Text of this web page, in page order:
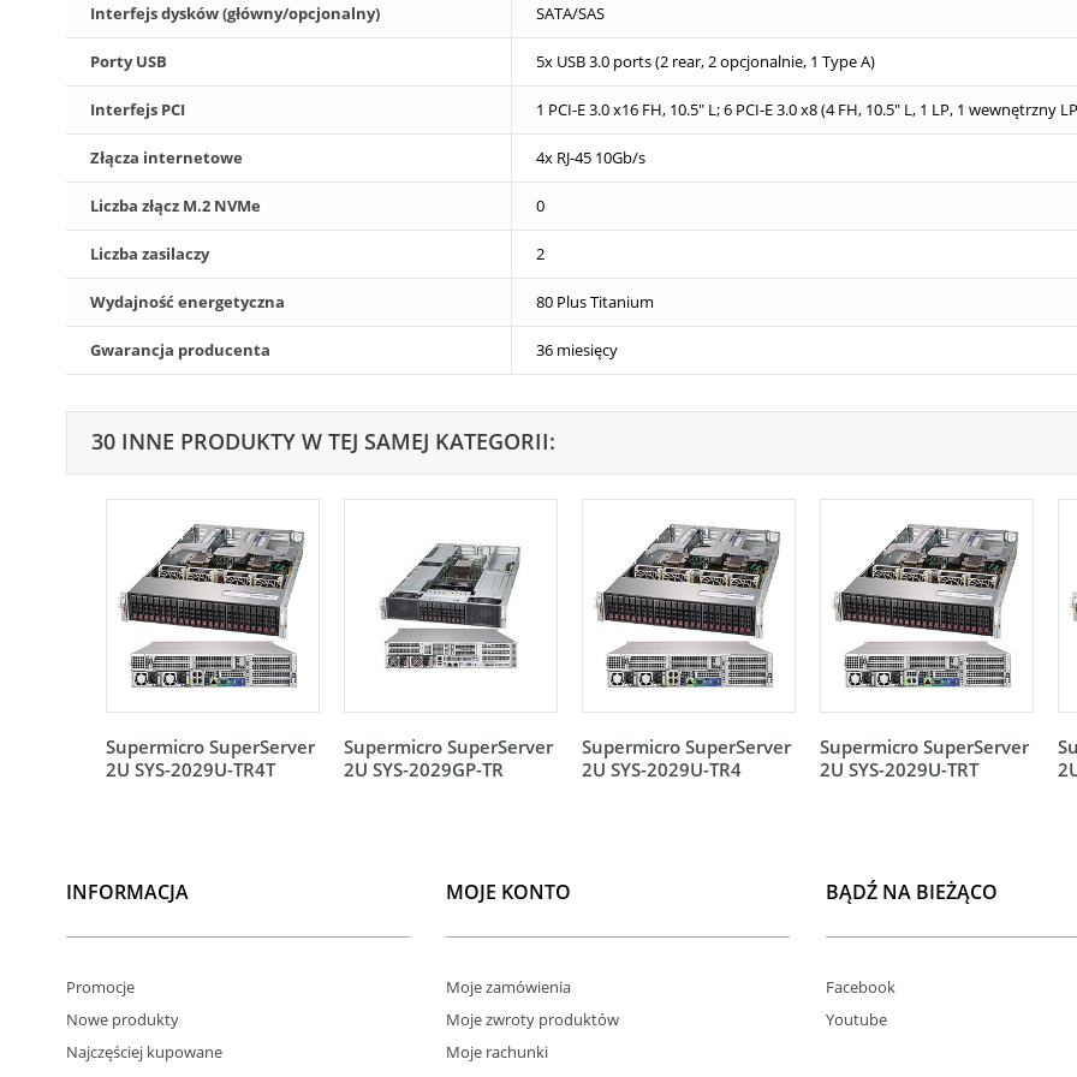
Interfejs dysków (główny/opcjonalny) SATA/SAS
Porty USB 5x USB 3.0 ports (2 rear, 2 opcjonalnie, 1 Type A)
Interfejs PCI 1 PCI-E 3.0 x16 FH, 10.5" L; 6 PCI-E 3.0 x8 (4 FH, 10.5" L, 1 LP, 1 wewnętrzny
Złącza internetowe 4x RJ-45 10Gb/s
Liczba złącz M.2 NVMe 0
Liczba zasilaczy 2
Wydajność energetyczna 80 Plus Titanium
Gwarancja producenta 36 miesięcy
30 INNE PRODUKTY W TEJ SAMEJ KATEGORII:
Supermicro SuperServer
2U SYS-2029U-TR4T
Supermicro SuperServer
2U SYS-2029GP-TR
Supermicro SuperServer
2U SYS-2029U-TR4
Supermicro SuperServer
2U SYS-2029U-TRT
INFORMACJA
Promocje
Nowe produkty
Najczęściej kupowane
MOJE KONTO
Moje zamówienia
Moje zwroty produktów
Moje rachunki
BĄDŹ NA BIEŻĄCO
Facebook
Youtube